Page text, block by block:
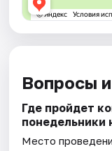
Вопросы
Где пройдет
понедельники
Место